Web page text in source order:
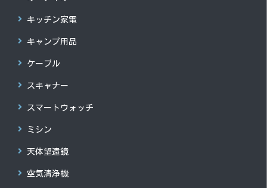
キッチン家電
キャンプ用品
ケーブル
スキャナー
スマートウォッチ
ミシン
天体望遠鏡
空気清浄機